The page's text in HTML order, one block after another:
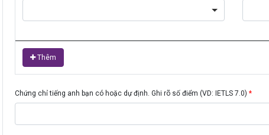
Thêm
Chứng chỉ tiếng anh bạn có hoặc dự định. Ghi rõ số điểm (VD: IETLS 7.0)